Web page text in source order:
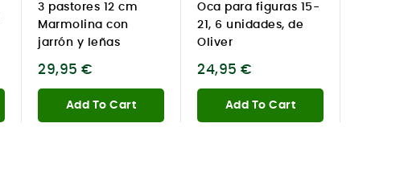
3 pastores 12 cm
Marmolina con
jarrón y leñas
29,95 €
Add To Cart
Oca para figuras 15-
21, 6 unidades, de
Oliver
24,95 €
Add To Cart